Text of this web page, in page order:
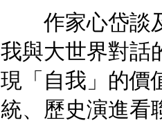
作家心岱談及
我與大世界對話
現「自我」的價
統、歷史演進看